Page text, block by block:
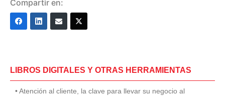
Compartir en:
LIBROS DIGITALES Y OTRAS HERRAMIENTAS
• Atención al cliente, la clave para llevar su negocio al